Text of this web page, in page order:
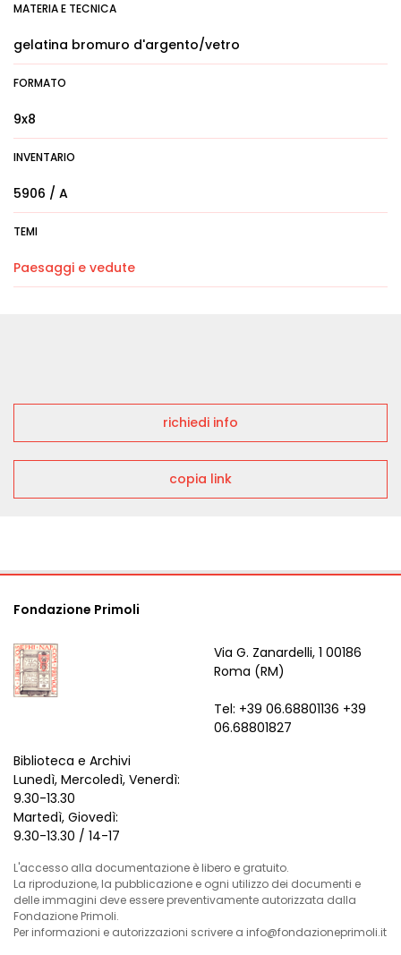
MATERIA E TECNICA
gelatina bromuro d'argento/vetro
FORMATO
9x8
INVENTARIO
5906 / A
TEMI
Paesaggi e vedute
richiedi info
copia link
Fondazione Primoli
Via G. Zanardelli, 1 00186
Roma (RM)
Tel: +39 06.68801136 +39
06.68801827
Biblioteca e Archivi
Lunedì, Mercoledì, Venerdì:
9.30-13.30
Martedì, Giovedì:
9.30-13.30 / 14-17
L'accesso alla documentazione è libero e gratuito.
La riproduzione, la pubblicazione e ogni utilizzo dei documenti e
delle immagini deve essere preventivamente autorizzata dalla
Fondazione Primoli.
Per informazioni e autorizzazioni scrivere a info@fondazioneprimoli.it